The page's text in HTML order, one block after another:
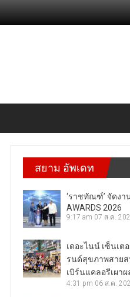
สยาม อัพเดท
‘ราชทัณฑ์’ จัดงาน
AWARDS 2026
9:17 am 07 ส.ค.
เดอะไนน์ เซ็นเต
รนด์สุขภาพสายสนุ
เบิร์นแคลอรีเผา
4:31 pm 06 ส.ค.